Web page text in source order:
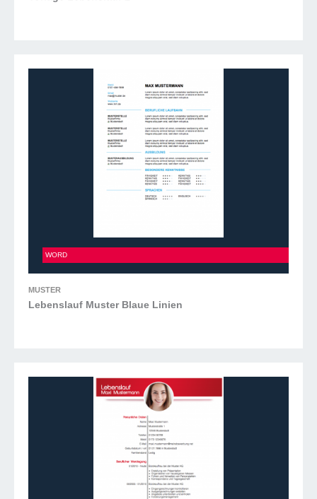
Lebenslauf Muster Blaue Linien